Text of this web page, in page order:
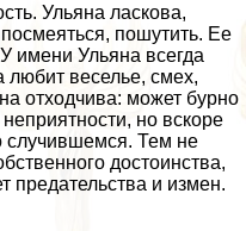
Ульяна ласкова,
пошутить. Ее
имени Ульяна всегда
любит веселье, смех,
отходчива: может бурно
но вскоре
случившемся. Тем не
достоинства,
предательства и измен.